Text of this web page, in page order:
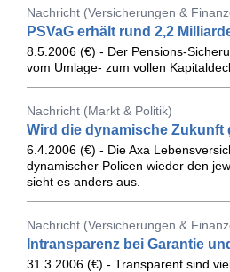
Nachricht (Versicherungen &
PSVaG erhält rund 2,2
8.5.2006 (€) - Der Pensions-
vom Umlage- zum vollen
Nachricht (Markt & Politik)
Wird die dynamische Zukunft
6.4.2006 (€) - Die Axa
dynamischer Policen wieder den
sieht es anders aus.
Nachricht (Versicherungen &
Intransparenz bei Garantie
31.3.2006 (€) - Transparent sind